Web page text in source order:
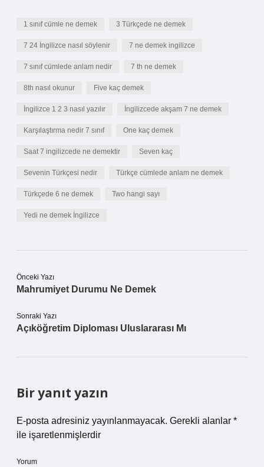
1 sınıf cümle ne demek 3 Türkçede ne demek
7 24 İngilizce nasıl söylenir 7 ne demek ingilizce
7 sınıf cümlede anlam nedir 7 th ne demek
8th nasıl okunur Five kaç demek
İngilizce 1 2 3 nasıl yazılır İngilizcede akşam 7 ne demek
Karşılaştırma nedir 7 sınıf One kaç demek
Saat 7 ingilizcede ne demektir Seven kaç
Sevenin Türkçesi nedir Türkçe cümlede anlam ne demek
Türkçede 6 ne demek Two hangi sayı
Yedi ne demek İngilizce
Önceki Yazı
Mahrumiyet Durumu Ne Demek
Sonraki Yazı
Açıköğretim Diploması Uluslararası Mı
Bir yanıt yazın
E-posta adresiniz yayınlanmayacak. Gerekli alanlar *
ile işaretlenmişlerdir
Yorum